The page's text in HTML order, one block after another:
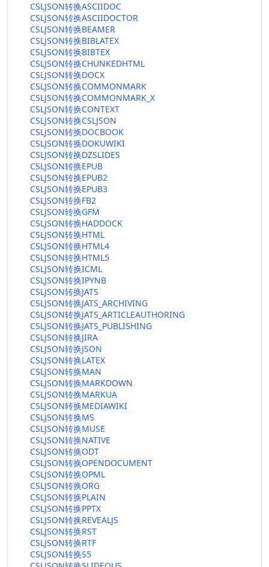
CSLJSON转换ASCIIDOC
CSLJSON转换ASCIIDOCTOR
CSLJSON转换BEAMER
CSLJSON转换BIBLATEX
CSLJSON转换BIBTEX
CSLJSON转换CHUNKEDHTML
CSLJSON转换DOCX
CSLJSON转换COMMONMARK
CSLJSON转换COMMONMARK_X
CSLJSON转换CONTEXT
CSLJSON转换CSLJSON
CSLJSON转换DOCBOOK
CSLJSON转换DOKUWIKI
CSLJSON转换DZSLIDES
CSLJSON转换EPUB
CSLJSON转换EPUB2
CSLJSON转换EPUB3
CSLJSON转换FB2
CSLJSON转换GFM
CSLJSON转换HADDOCK
CSLJSON转换HTML
CSLJSON转换HTML4
CSLJSON转换HTML5
CSLJSON转换ICML
CSLJSON转换IPYNB
CSLJSON转换JATS
CSLJSON转换JATS_ARCHIVING
CSLJSON转换JATS_ARTICLEAUTHORING
CSLJSON转换JATS_PUBLISHING
CSLJSON转换JIRA
CSLJSON转换JSON
CSLJSON转换LATEX
CSLJSON转换MAN
CSLJSON转换MARKDOWN
CSLJSON转换MARKUA
CSLJSON转换MEDIAWIKI
CSLJSON转换MS
CSLJSON转换MUSE
CSLJSON转换NATIVE
CSLJSON转换ODT
CSLJSON转换OPENDOCUMENT
CSLJSON转换OPML
CSLJSON转换ORG
CSLJSON转换PLAIN
CSLJSON转换PPTX
CSLJSON转换REVEALJS
CSLJSON转换RST
CSLJSON转换RTF
CSLJSON转换S5